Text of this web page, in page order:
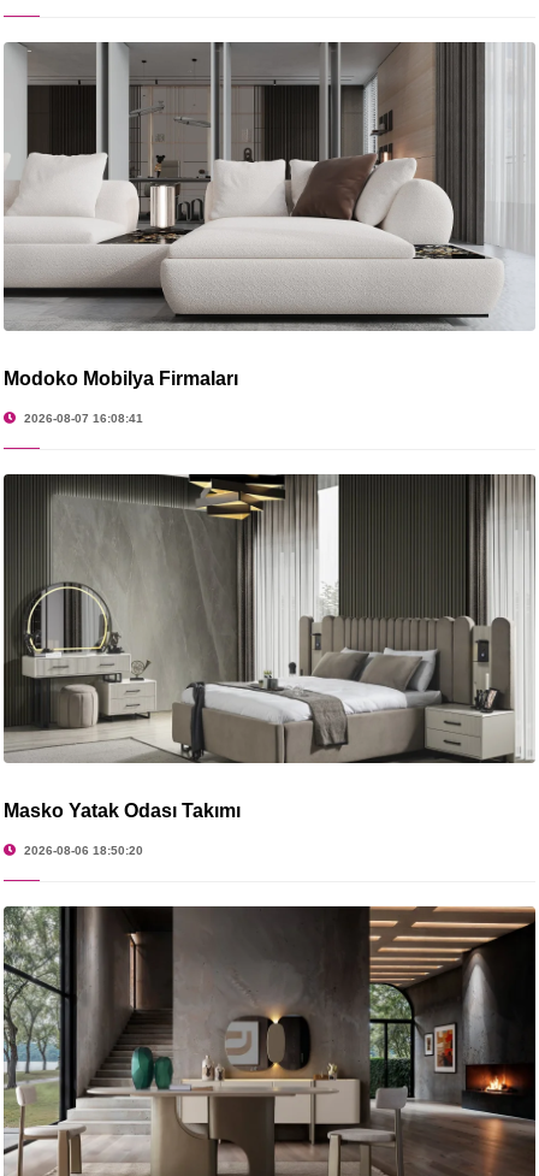
Modoko Mobilya Firmaları
2026-08-07 16:08:41
Masko Yatak Odası Takımı
2026-08-06 18:50:20